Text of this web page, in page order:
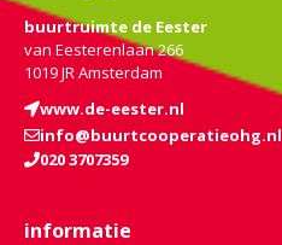
buurtruimte de Eester
van Eesterenlaan 266
1019 JR Amsterdam
www.de-eester.nl
info@buurtcooperatieohg.nl
020 3707359
informatie